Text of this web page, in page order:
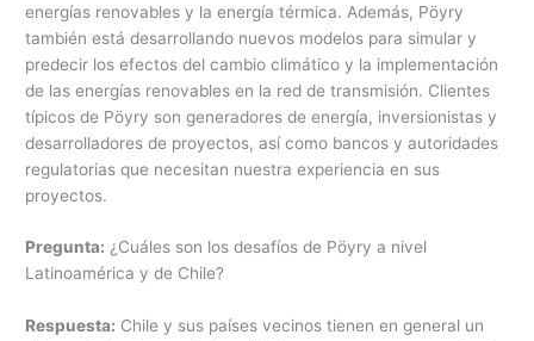
energías renovables y la energía térmica. Además, Pöyry
también está desarrollando nuevos modelos para simular y
predecir los efectos del cambio climático y la implementación
de las energías renovables en la red de transmisión. Clientes
típicos de Pöyry son generadores de energía, inversionistas y
desarrolladores de proyectos, así como bancos y autoridades
regulatorias que necesitan nuestra experiencia en sus
proyectos.
Pregunta: ¿Cuáles son los desafíos de Pöyry a nivel
Latinoamérica y de Chile?
Respuesta: Chile y sus países vecinos tienen en general un